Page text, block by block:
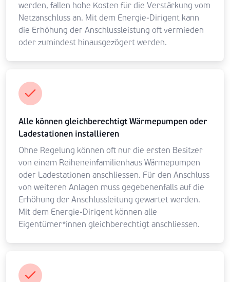
werden, fallen hohe Kosten für die Verstärkung vom
Netzanschluss an. Mit dem Energie-Dirigent kann
die Erhöhung der Anschlussleistung oft vermieden
oder zumindest hinausgezögert werden.
Alle können gleichberechtigt Wärmepumpen oder
Ladestationen installieren
Ohne Regelung können oft nur die ersten Besitzer
von einem Reiheneinfamilienhaus Wärmepumpen
oder Ladestationen anschliessen. Für den Anschluss
von weiteren Anlagen muss gegebenenfalls auf die
Erhöhung der Anschlussleitung gewartet werden.
Mit dem Energie-Dirigent können alle
Eigentümer*innen gleichberechtigt anschliessen.